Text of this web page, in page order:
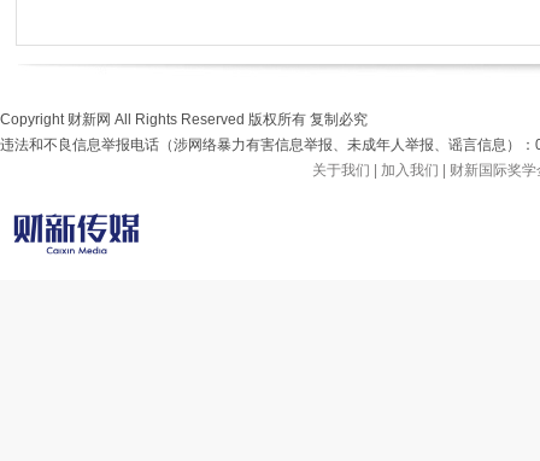
Copyright 财新网 All Rights Reserved 版权所有 复制必究
违法和不良信息举报电话（涉网络暴力有害信息举报、未成年人举报、谣言信息
关于我们
加入我们 财新国际奖学